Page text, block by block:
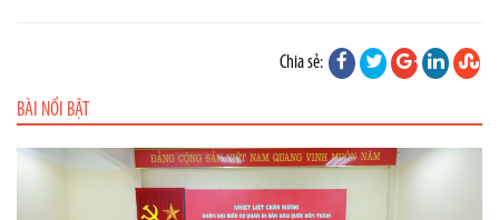
Chia sẻ:
BÀI NỔI BẬT